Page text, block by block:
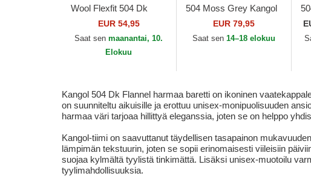
Wool Flexfit 504 Dk
Blue KangolEUR 54,95
Saat senmaanantai, 10.
Elokuu
504 Moss Grey Kangol
EUR 79,95
Saat sen 14–18 elokuu
Kangol 504 Dk Flannel harmaa baretti on ikoninen
on suunniteltu aikuisille ja erottuu unisex-monipuolisuuden
harmaa väri tarjoaa hillittyä eleganssia, joten se on helppo
Kangol-tiimi on saavuttanut täydellisen tasapainon
lämpimän tekstuurin, joten se sopii erinomaisesti viileisiin
suojaa kylmältä tyylistä tinkimättä. Lisäksi unisex-muotoilu
tyylimahdollisuuksia.